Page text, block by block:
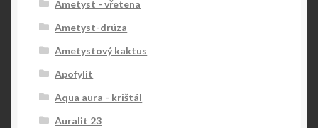
Ametyst - vřetena
Ametyst-drúza
Ametystový kaktus
Apofylit
Aqua aura - krištál
Auralit 23